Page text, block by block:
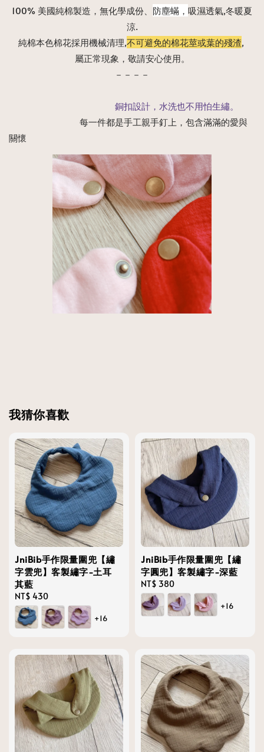
100% 美國純棉製造，無化學成份、 防塵蟎， 吸濕透氣,冬暖夏
涼.
純棉本色棉花採用機械清理,不可避免的棉花莖或葉的殘渣,
屬正常現象，敬請安心使用。
－－－－
銅扣設計，水洗也不用怕生繡。
每一件都是手工親手釘上，包含滿滿的愛與
關懷
我猜你喜歡
JniBib手作限量圍兜【繡
字雲兜】客製繡字-土耳
其藍
Regular
price
NT$ 430
+16
JniBib手作限量圍兜【繡
字圓兜】客製繡字-深藍
Regular
price
NT$ 380
+16